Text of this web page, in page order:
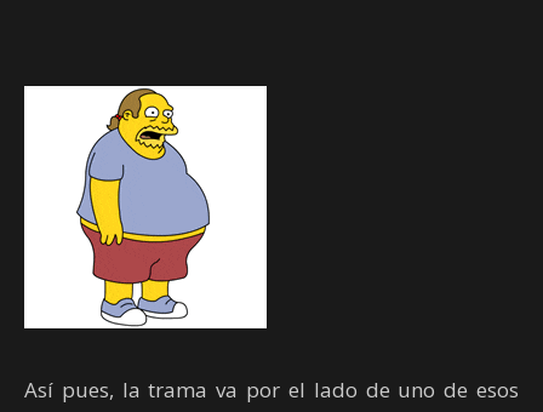
Así pues, la trama va por el lado de uno de esos